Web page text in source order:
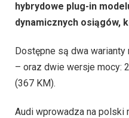
hybrydowe plug-in
dynamicznych osiągów,
Dostępne są dwa
– oraz dwie wersje mocy:
(367 KM).
Audi wprowadza na polski